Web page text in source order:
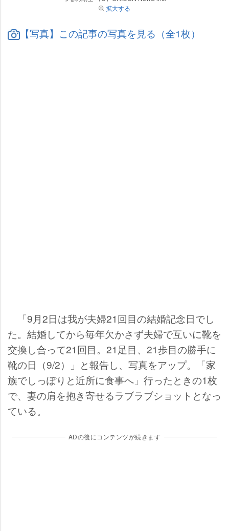
拡大する
【写真】この記事の写真を見る（全1枚）
「9月2日は我が夫婦21回目の結婚記念日でし
た。結婚してから毎年欠かさず夫婦で互いに靴を
交換し合って21回目。21足目、21歩目の勝手に
靴の日（9/2）」と報告し、写真をアップ。「家
族でしっぽりと近所に食事へ」行ったときの1枚
で、妻の肩を抱き寄せるラブラブショットとなっ
ている。
ADの後にコンテンツが続きます